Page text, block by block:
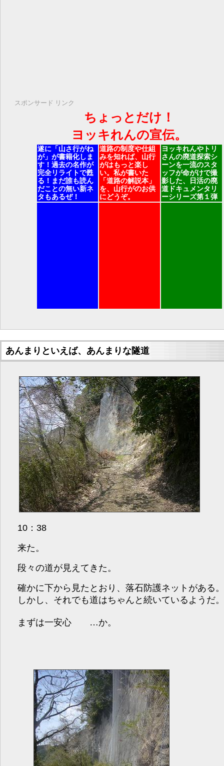
スポンサード リンク
ちょっとだけ！
ヨッキれんの宣伝。
遂に「山さ行がね
が」が書籍化しま
す！過去の名作が
完全リライトで甦
る！まだ誰も読ん
だことの無い新ネ
タもあるぜ！
道路の制度や仕組
みを知れば、山行
がはもっと楽し
い。私が書いた
「道路の解説本」
を、山行がのお供
にどうぞ。
ヨッキれんやトリ
さんの廃道探索シ
ーンを一流のスタ
ッフが命がけで撮
影した、日活の廃
道ドキュメンタリ
ーシリーズ第１弾
あんまりといえば、あんまりな隧道
10：38
来た。
段々の道が見えてきた。
確かに下から見たとおり、落石防護ネットがある
しかし、それでも道はちゃんと続いているようだ
まずは一安心 …か。